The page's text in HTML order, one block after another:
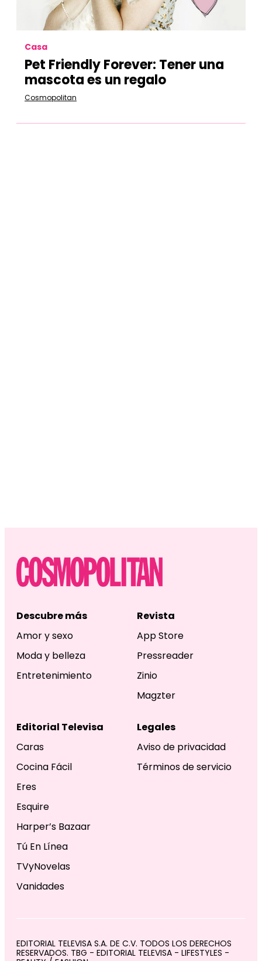
Casa
Pet Friendly Forever: Tener una
mascota es un regalo
Cosmopolitan
Descubre más
Amor y sexo
Moda y belleza
Entretenimiento
Revista
App Store
Pressreader
Zinio
Magzter
Editorial Televisa
Caras
Cocina Fácil
Eres
Esquire
Harper’s Bazaar
Tú En Línea
TVyNovelas
Vanidades
Legales
Aviso de privacidad
Términos de servicio
EDITORIAL TELEVISA S.A. DE C.V. TODOS LOS DERECHOS
RESERVADOS. TBG - EDITORIAL TELEVISA - LIFESTYLES -